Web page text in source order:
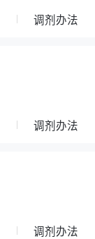
调剂办法
调剂办法
调剂办法